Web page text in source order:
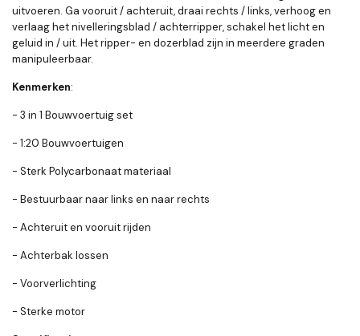
uitvoeren. Ga vooruit / achteruit, draai rechts / links, verhoog en
verlaag het nivelleringsblad / achterripper, schakel het licht en
geluid in / uit. Het ripper- en dozerblad zijn in meerdere graden
manipuleerbaar.
Kenmerken:
- 3 in 1 Bouwvoertuig set
- 1:20 Bouwvoertuigen
- Sterk Polycarbonaat materiaal
- Bestuurbaar naar links en naar rechts
- Achteruit en vooruit rijden
- Achterbak lossen
- Voorverlichting
- Sterke motor